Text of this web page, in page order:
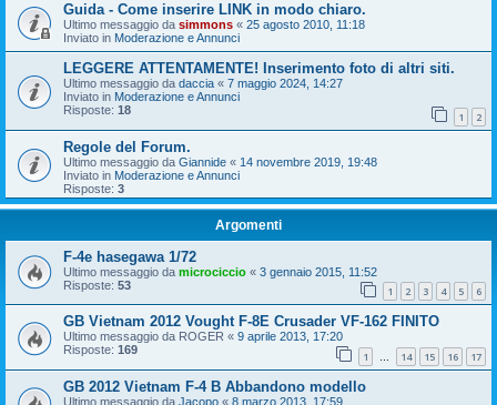
Guida - Come inserire LINK in modo chiaro.
Ultimo messaggio da simmons « 25 agosto 2010, 11:18
Inviato in Moderazione e Annunci
LEGGERE ATTENTAMENTE! Inserimento foto di altri siti.
Ultimo messaggio da daccia « 7 maggio 2024, 14:27
Inviato in Moderazione e Annunci
Risposte: 18 1 2
Regole del Forum.
Ultimo messaggio da Giannide « 14 novembre 2019, 19:48
Inviato in Moderazione e Annunci
Risposte: 3
Argomenti
F-4e hasegawa 1/72
Ultimo messaggio da microciccio « 3 gennaio 2015, 11:52
Risposte: 53 1 2 3 4 5 6
GB Vietnam 2012 Vought F-8E Crusader VF-162 FINITO
Ultimo messaggio da ROGER « 9 aprile 2013, 17:20
Risposte: 169 1 … 14 15 16 17
GB 2012 Vietnam F-4 B Abbandono modello
Ultimo messaggio da Jacopo « 8 marzo 2013, 17:59